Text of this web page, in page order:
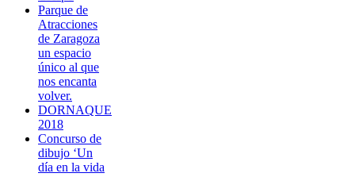
Parque de
Atracciones
de Zaragoza
un espacio
único al que
nos encanta
volver.
DORNAQUE
2018
Concurso de
dibujo ‘Un
día en la vida